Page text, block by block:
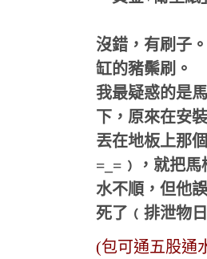
沒錯，有刷子
缸的豬鬃刷。
我最疑惑的是
下，原來在安
丟在地板上那
=_=﹚，就把
水不順，但他
死了﹙排泄物
(包可通五股通